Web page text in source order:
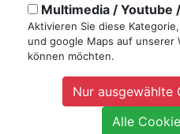
operated by sun+fun
Büro München
Franz-Joseph-Str. 43
Tel: +49 (0) 89 20 80 76-
Fax: +49 (0) 89 34 66 14
Multimedia / Youtube
Aktivieren Sie diese
und google Maps auf unserer
können möchten.
Nur ausgewählte
Alle